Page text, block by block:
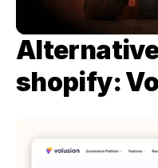
shopify: